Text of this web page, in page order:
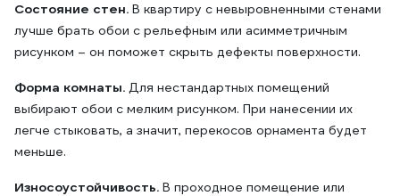
Состояние стен. В квартиру с невыровненными стенами
лучше брать обои с рельефным или асимметричным
рисунком – он поможет скрыть дефекты поверхности.
Форма комнаты. Для нестандартных помещений
выбирают обои с мелким рисунком. При нанесении их
легче стыковать, а значит, перекосов орнамента будет
меньше.
Износоустойчивость. В проходное помещение или